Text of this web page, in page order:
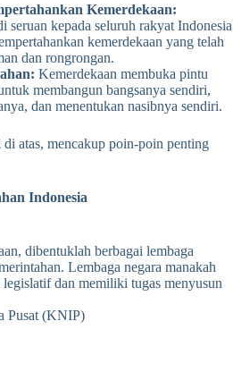
Kemerdekaan:
seruan kepada seluruh rakyat Indonesia
kemerdekaan yang telah
dan rongrongan.
Kemerdekaan membuka pintu
membangun bangsanya sendiri,
dan menentukan nasibnya sendiri.
di atas, mencakup poin-poin penting
Indonesia
dibentuklah berbagai lembaga
Lembaga negara manakah
dan memiliki tugas menyusun
Pusat (KNIP)